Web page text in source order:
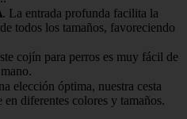
profunda facilita la
todos los tamaños, favoreciendo
para perros es muy fácil de
óptima, nuestra cesta
en diferentes colores y tamaños.